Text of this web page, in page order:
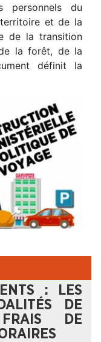
personnels du
territoire et de la
de la transition
la forêt, de la
définit la
: LES
DE
DE